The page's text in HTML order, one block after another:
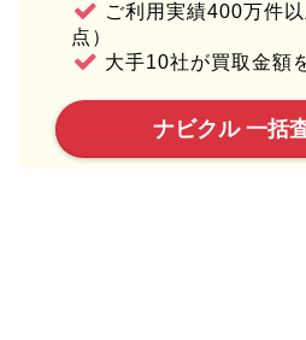
ご利用実績400万件
点）
大手10社が買取金額
ナビクル 一括